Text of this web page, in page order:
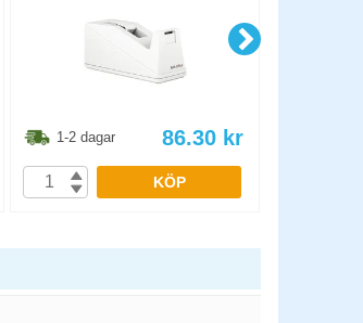
1-2 dagar 86.30 kr
KÖP